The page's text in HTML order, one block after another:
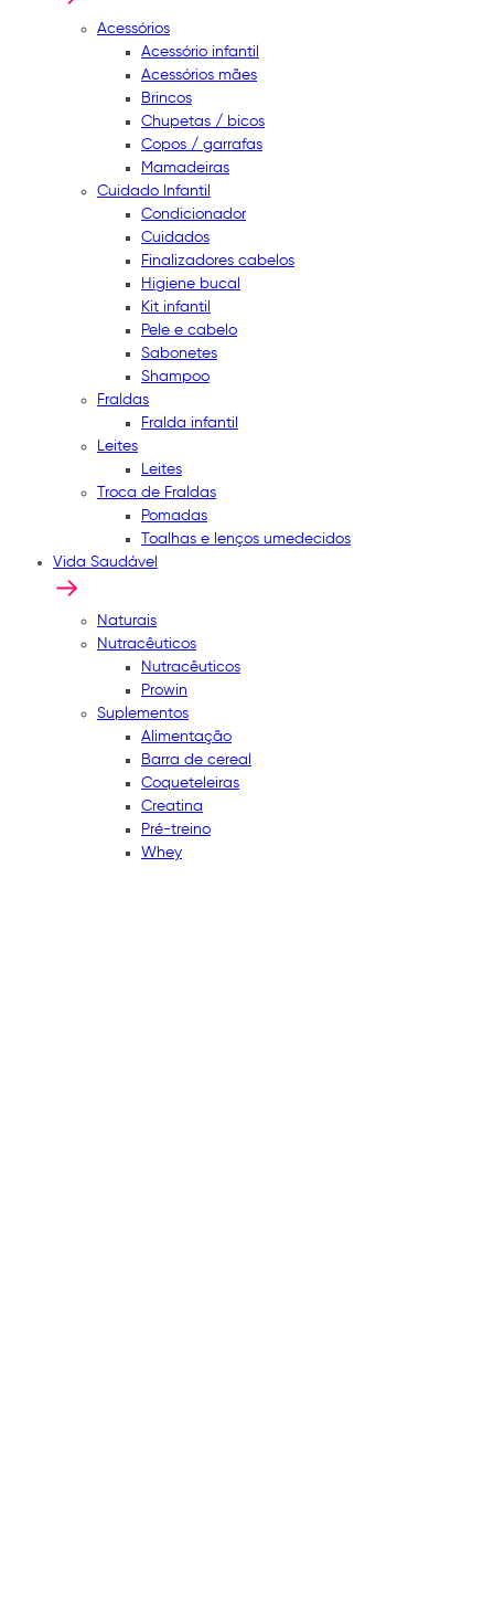
Acessórios
Acessório infantil
Acessórios mães
Brincos
Chupetas / bicos
Copos / garrafas
Mamadeiras
Cuidado Infantil
Condicionador
Cuidados
Finalizadores cabelos
Higiene bucal
Kit infantil
Pele e cabelo
Sabonetes
Shampoo
Fraldas
Fralda infantil
Leites
Leites
Troca de Fraldas
Pomadas
Toalhas e lenços umedecidos
Vida Saudável
Naturais
Nutracêuticos
Nutracêuticos
Prowin
Suplementos
Alimentação
Barra de cereal
Coqueteleiras
Creatina
Pré-treino
Whey